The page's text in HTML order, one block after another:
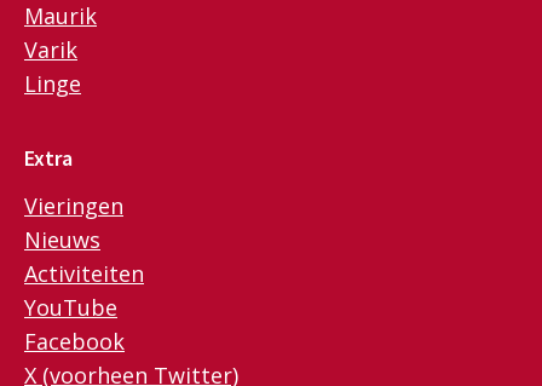
Maurik
Varik
Linge
Extra
Vieringen
Nieuws
Activiteiten
YouTube
Facebook
X (voorheen Twitter)